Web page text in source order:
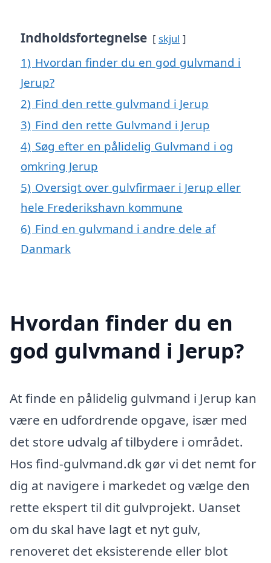
Indholdsfortegnelse skjul
1) Hvordan finder du en god gulvmand i
Jerup?
2) Find den rette gulvmand i Jerup
3) Find den rette Gulvmand i Jerup
4) Søg efter en pålidelig Gulvmand i og
omkring Jerup
5) Oversigt over gulvfirmaer i Jerup eller
hele Frederikshavn kommune
6) Find en gulvmand i andre dele af
Danmark
Hvordan finder du en
god gulvmand i Jerup?
At finde en pålidelig gulvmand i Jerup kan
være en udfordrende opgave, især med
det store udvalg af tilbydere i området.
Hos find-gulvmand.dk gør vi det nemt for
dig at navigere i markedet og vælge den
rette ekspert til dit gulvprojekt. Uanset
om du skal have lagt et nyt gulv,
renoveret det eksisterende eller blot